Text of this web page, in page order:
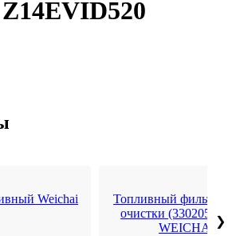
Weichai
Топливный фильтр
очистки
WEICHAI
❯